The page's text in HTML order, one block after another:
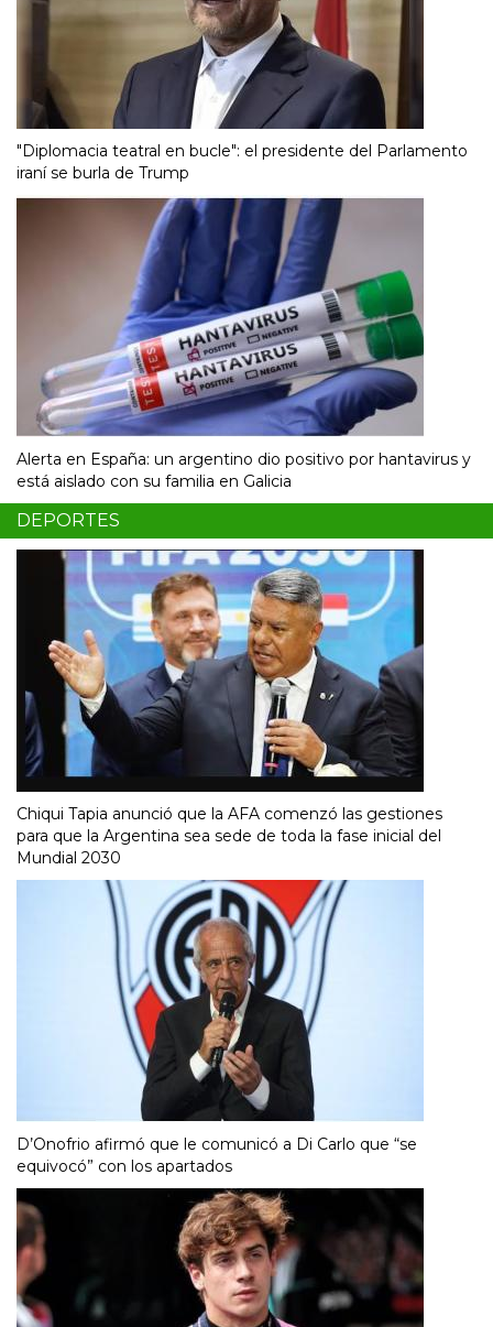
"Diplomacia teatral en bucle": el presidente del Parlamento
iraní se burla de Trump
Alerta en España: un argentino dio positivo por hantavirus y
está aislado con su familia en Galicia
DEPORTES
Chiqui Tapia anunció que la AFA comenzó las gestiones
para que la Argentina sea sede de toda la fase inicial del
Mundial 2030
D’Onofrio afirmó que le comunicó a Di Carlo que “se
equivocó” con los apartados